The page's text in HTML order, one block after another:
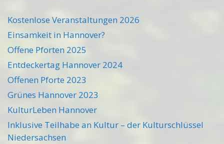
Kostenlose Veranstaltungen 2026
Einsamkeit in Hannover?
Offene Pforten 2025
Entdeckertag Hannover 2024
Offenen Pforte 2023
Grünes Hannover 2023
KulturLeben Hannover
Inklusive Teilhabe an Kultur – der Kulturschlüssel
Niedersachsen